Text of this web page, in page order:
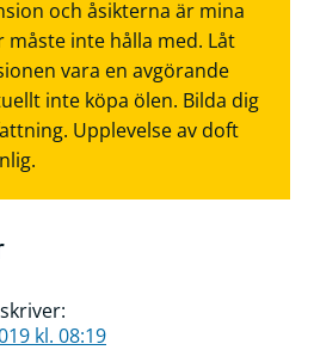
och åsikterna är mina
måste inte hålla med. Låt
vara en avgörande
inte köpa ölen. Bilda dig
Upplevelse av doft
skriver:
kl. 08:19